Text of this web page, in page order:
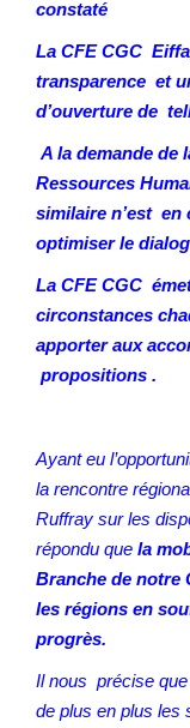
constaté
La CFE CGC
transparence et
d’ouverture de
A la demande de
Ressources
similaire n’est en
optimiser le
La CFE CGC
circonstances
apporter aux
propositions .
Ayant eu
la rencontre
Ruffray sur les
répondu que la
Branche de notre
les régions en
progrès.
Il nous précise que
de plus en plus les